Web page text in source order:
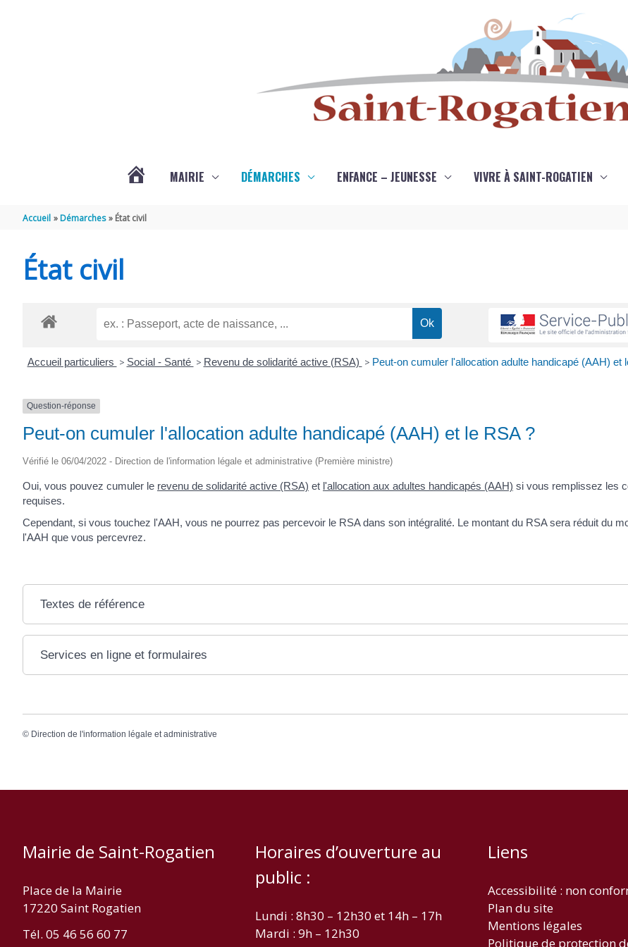
ROGATIEN
MAIRIE DÉMARCHES ENFANCE – JEUNESSE VIVRE À SAINT-ROGATIEN
Accueil Démarches État civil
État civil
Accueil particuliers > Social - Santé > Revenu de solidarité active (RSA) > Peut-on cumuler l'allocation adulte handicapé (AAH) et
Question-réponse
Peut-on cumuler l'allocation adulte handicapé (AAH) et le RSA ?
Vérifié le 06/04/2022 - Direction de l'information légale et administrative (Première ministre)
Oui, vous pouvez cumuler le revenu de solidarité active (RSA) et l'allocation aux adultes handicapés (AAH) si vous remplissez les
requises.
Cependant, si vous touchez l'AAH, vous ne pourrez pas percevoir le RSA dans son intégralité. Le montant du RSA sera réduit du
l'AAH que vous percevrez.
Textes de référence
Services en ligne et formulaires
© Direction de l'information légale et administrative
Mairie de Saint-Rogatien
Place de la Mairie
17220 Saint Rogatien
Tél. 05 46 56 60 77
Horaires d’ouverture au
public :
Lundi : 8h30 – 12h30 et 14h – 17h
Mardi : 9h – 12h30
Liens
Accessibilité : non
Plan du site
Mentions légales
Politique de protection